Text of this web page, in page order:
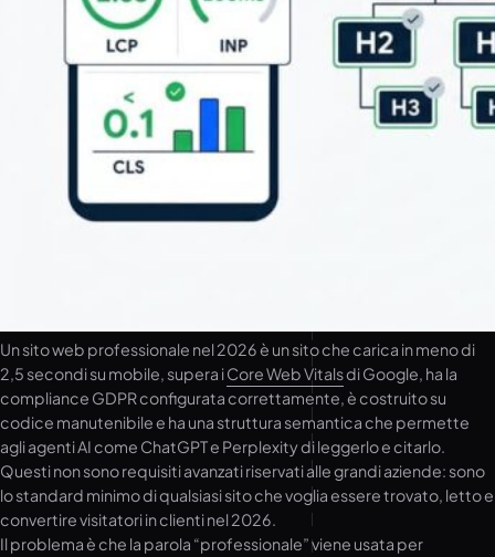
Un sito web professionale nel 2026 è un sito che carica in meno di
2,5 secondi su mobile, supera iCore Web Vitalsdi Google, ha la
compliance GDPR configurata correttamente, è costruito su
codice manutenibile e ha una struttura semantica che permette
agli agenti AI come ChatGPT e Perplexity di leggerlo e citarlo.
Questi non sono requisiti avanzati riservati alle grandi aziende: sono
lo standard minimo di qualsiasi sito che voglia essere trovato, letto e
convertire visitatori in clienti nel 2026.
Il problema è che la parola “professionale” viene usata per